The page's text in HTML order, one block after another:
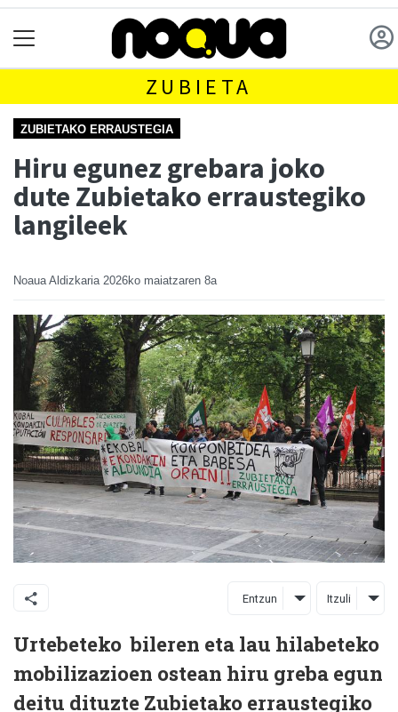
ZUBIETA
ZUBIETAKO ERRAUSTEGIA
Hiru egunez grebara joko
dute Zubietako erraustegiko
langileek
Noaua Aldizkaria 2026ko maiatzaren 8a
Entzun Itzuli
Urtebeteko bileren eta lau hilabeteko
mobilizazioen ostean hiru greba egun
deitu dituzte Zubietako erraustegiko